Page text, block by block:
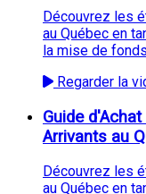
Découvrez les
au Québec en
la mise de
Regarder la
Guide
Arrivants au
Découvrez les
au Québec en